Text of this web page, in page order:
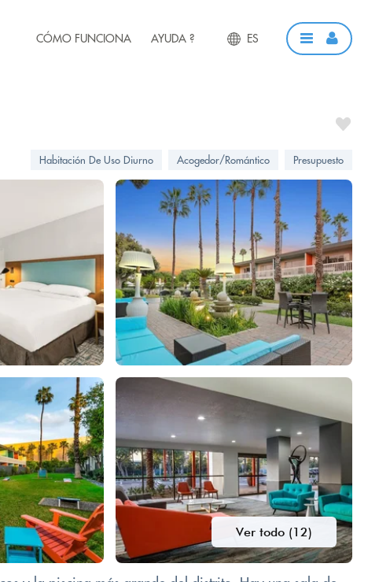
CÓMO FUNCIONA AYUDA ? ES
Habitación De Uso Diurno Acogedor/Romántico Presupuesto
Ver todo (12)